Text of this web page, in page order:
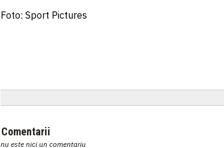
Foto: Sport Pictures
Comentarii
nu este nici un comentariu